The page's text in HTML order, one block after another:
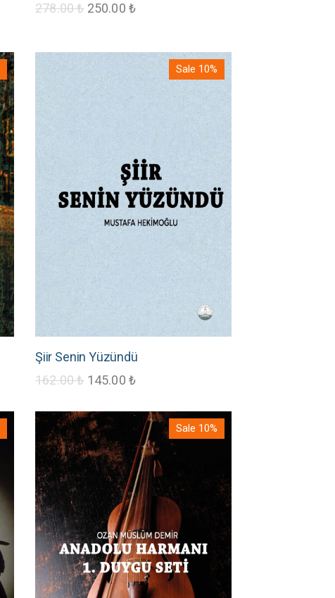
278.00₺ 250.00 ₺
Sale 10%
Şiir Senin Yüzündü
162.00₺ 145.00 ₺
Sale 10%